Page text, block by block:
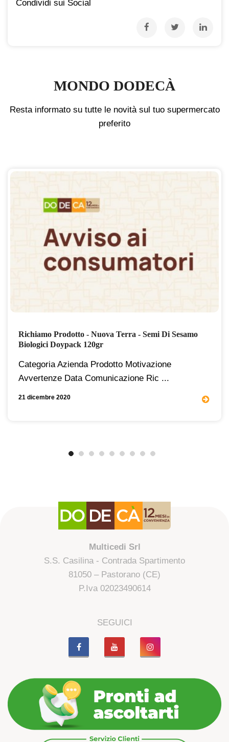
Condividi sui Social
MONDO DODECÀ
Resta informato su tutte le novità sul tuo supermercato
preferito
Richiamo Prodotto - Nuova Terra - Semi Di Sesamo
Biologici Doypack 120gr
Categoria Azienda Prodotto Motivazione
Avvertenze Data Comunicazione Ric ...
21 dicembre 2020
Multicedi Srl
S.S. Casilina - Contrada Spartimento
81050 – Pastorano (CE)
P.Iva 02023490614
SEGUICI